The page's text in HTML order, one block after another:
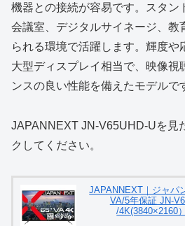
機器との接続が容易です。スタン
会議室、デジタルサイネージ、教
られる環境で活躍します。輝度や
大型ディスプレイ相当で、映像視
ンスの良い性能を備えたモデルで
JAPANNEXT JN-V65UHD-Uを見
クしてください。
JAPANNEXT｜ジャパ
VA/5年保証 JN-
/4K(3840×2160